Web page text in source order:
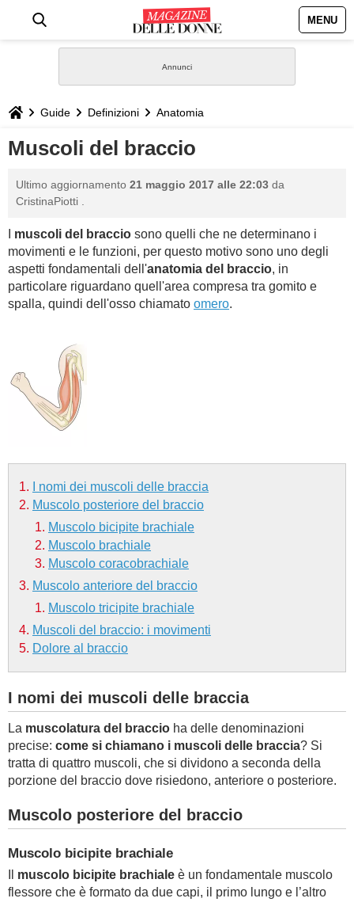
MENU
STILE
BIOGRAFIE
GASTRONOMIA
CAPELLI
BAMBINO
GUIDE
FORUM
Guide Definizioni Anatomia
Muscoli del braccio
Ultimo aggiornamento 21 maggio 2017 alle 22:03 da
CristinaPiotti
muscoli del braccio sono quelli che ne determinano i
movimenti e le funzioni, per questo motivo sono uno degli
aspetti fondamentali dell'anatomia del braccio, in
particolare riguardano quell'area compresa tra gomito e
spalla, quindi dell'osso chiamato omero.
I nomi dei muscoli delle braccia
Muscolo posteriore del braccio
Muscolo bicipite brachiale
Muscolo brachiale
Muscolo coracobrachiale
Muscolo anteriore del braccio
Muscolo tricipite brachiale
Muscoli del braccio: i movimenti
Dolore al braccio
I nomi dei muscoli delle braccia
La muscolatura del braccio ha delle denominazioni
precise: come si chiamano i muscoli delle braccia? Si
tratta di quattro muscoli, che si dividono a seconda della
porzione del braccio dove risiedono, anteriore o posteriore.
Muscolo posteriore del braccio
Muscolo bicipite brachiale
muscolo bicipite brachiale è un fondamentale muscolo
flessore che è formato da due capi, il primo lungo e l’altro